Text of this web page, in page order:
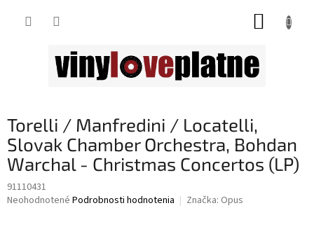
Torelli / Manfredini / Locatelli,
Slovak Chamber Orchestra, Bohdan
Warchal - Christmas Concertos (LP)
91110431
Priemerné
Neohodnotené Podrobnosti hodnotenia Značka: Opus